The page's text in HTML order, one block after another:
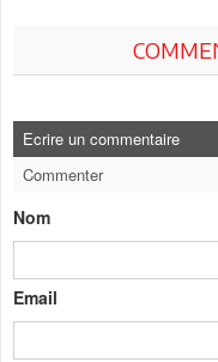
Ecrire un commentaire
Commenter
Nom
Email